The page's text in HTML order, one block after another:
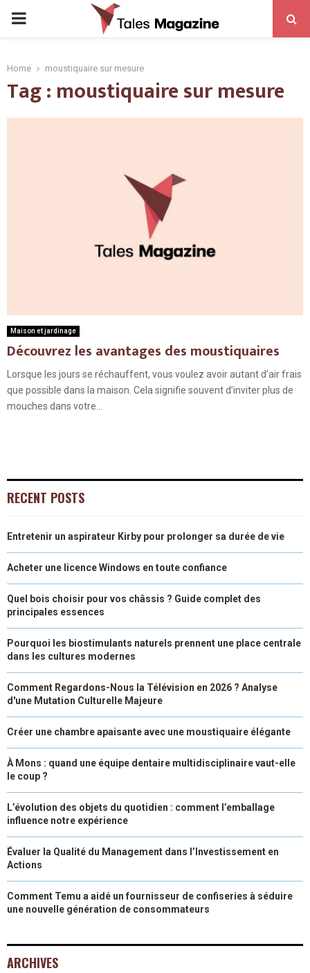
PRIMARY
Home moustiquaire sur mesure
Tag : moustiquaire sur mesure
Maison et jardinage
Découvrez les avantages des moustiquaires
Lorsque les jours se réchauffent, vous voulez avoir autant d’air frais
que possible dans la maison. Cela signifie souvent d’inviter plus de
mouches dans votre...
RECENT POSTS
Entretenir un aspirateur Kirby pour prolonger sa durée de vie
Acheter une licence Windows en toute confiance
Quel bois choisir pour vos châssis ? Guide complet des
principales essences
Pourquoi les biostimulants naturels prennent une place centrale
dans les cultures modernes
Comment Regardons-Nous la Télévision en 2026 ? Analyse
d'une Mutation Culturelle Majeure
Créer une chambre apaisante avec une moustiquaire élégante
À Mons : quand une équipe dentaire multidisciplinaire vaut-elle
le coup ?
L’évolution des objets du quotidien : comment l’emballage
influence notre expérience
Évaluer la Qualité du Management dans l’Investissement en
Actions
Comment Temu a aidé un fournisseur de confiseries à séduire
une nouvelle génération de consommateurs
ARCHIVES